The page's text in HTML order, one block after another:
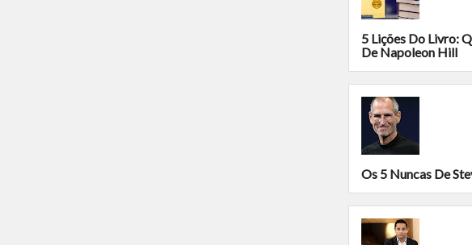
5 Lições Do Livro:
De Napoleon Hill
Os 5 Nuncas De